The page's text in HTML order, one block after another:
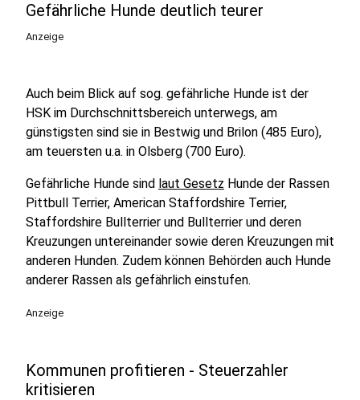
Gefährliche Hunde deutlich teurer
Anzeige
Auch beim Blick auf sog. gefährliche Hunde ist der
HSK im Durchschnittsbereich unterwegs, am
günstigsten sind sie in Bestwig und Brilon (485 Euro),
am teuersten u.a. in Olsberg (700 Euro).
Gefährliche Hunde sind laut Gesetz Hunde der Rassen
Pittbull Terrier, American Staffordshire Terrier,
Staffordshire Bullterrier und Bullterrier und deren
Kreuzungen untereinander sowie deren Kreuzungen mit
anderen Hunden. Zudem können Behörden auch Hunde
anderer Rassen als gefährlich einstufen.
Anzeige
Kommunen profitieren - Steuerzahler
kritisieren